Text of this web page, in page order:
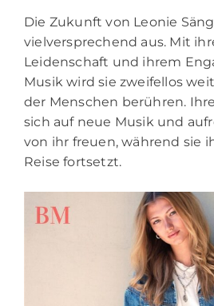
Die Zukunft von Leonie
vielversprechend aus. Mit
Leidenschaft und ihrem
Musik wird sie zweifellos
der Menschen berühren.
sich auf neue Musik und
von ihr freuen, während sie
Reise fortsetzt.